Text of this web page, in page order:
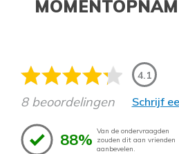
4.1
8 beoordelingen Schrijf
88% Van de ondervraagden
zouden dit aan vrienden
aanbevelen.